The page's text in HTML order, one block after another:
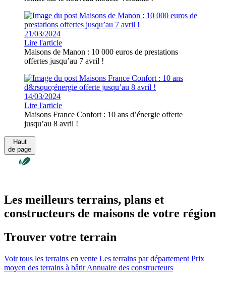
21/03/2024
Lire l'article
Maisons de Manon : 10 000 euros de prestations
offertes jusqu’au 7 avril !
14/03/2024
Lire l'article
Maisons France Confort : 10 ans d’énergie offerte
jusqu’au 8 avril !
Haut
de page
Les meilleurs terrains, plans et
constructeurs de maisons de votre région
Trouver votre terrain
Voir tous les terrains en vente Les terrains par département Prix
moyen des terrains à bâtirAnnuaire des constructeurs